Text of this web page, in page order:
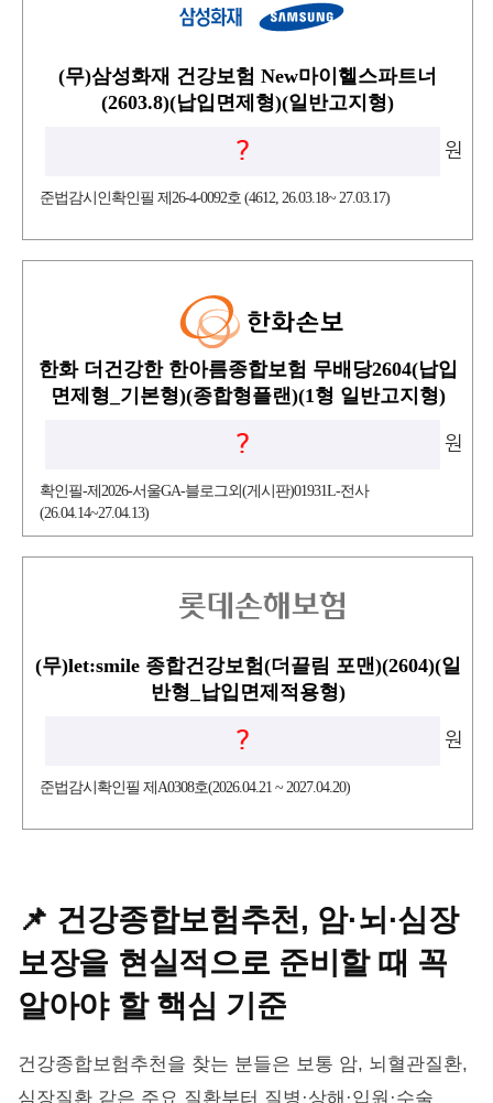
(무)삼성화재 건강보험 New마이헬스파트너
(2603.8)(납입면제형)(일반고지형)
? 원
준법감시인확인필 제26-4-0092호 (4612, 26.03.18~ 27.03.17)
한화 더건강한 한아름종합보험 무배당2604(납입
면제형_기본형)(종합형플랜)(1형 일반고지형)
? 원
확인필-제2026-서울GA-블로그외(게시판)01931L-전사
(26.04.14~27.04.13)
(무)let:smile 종합건강보험(더끌림 포맨)(2604)(일
반형_납입면제적용형)
? 원
준법감시확인필 제A0308호(2026.04.21 ~ 2027.04.20)
📌 건강종합보험추천, 암·뇌·심장
보장을 현실적으로 준비할 때 꼭
알아야 할 핵심 기준
건강종합보험추천을 찾는 분들은 보통 암, 뇌혈관질환,
심장질환 같은 주요 질환부터 질병·상해·입원·수술